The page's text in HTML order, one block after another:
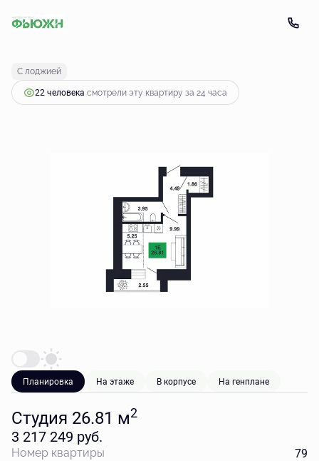
Студия26.81 м 3 217 249 руб.
С лоджией
22 человекa смотрели эту квартиру за 24 часа
Планировка На этаже В корпусе На генплане
Студия 26.81 м2
3 217 249 руб.
Номер квартиры 79